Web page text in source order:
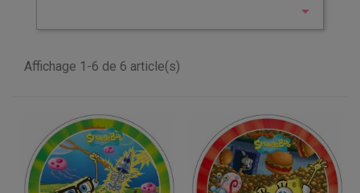

Affichage 1-6 de 6 article(s)